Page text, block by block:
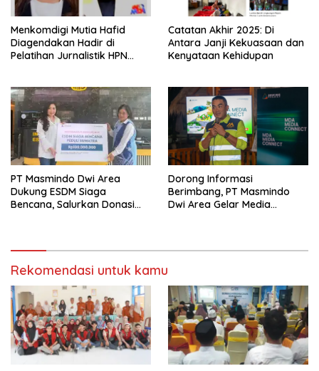
Menkomdigi Mutia Hafid
Diagendakan Hadir di
Pelatihan Jurnalistik HPN
‎Catatan Akhir 2025: Di
Antara Janji Kekuasaan dan
Kenyataan Kehidupan
PT Masmindo Dwi Area
Dukung ESDM Siaga
Bencana, Salurkan Donasi
‎Dorong Informasi
Berimbang, PT Masmindo
Dwi Area Gelar Media
Rekomendasi untuk kamu